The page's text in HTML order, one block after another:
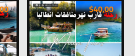
$40,00